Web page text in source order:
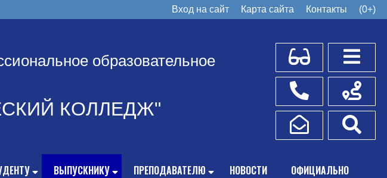
Вход на сайт Карта сайта Контакты (0+)
образовательное
КОЛЛЕДЖ"
Для слабовидящих
Телефоны
Написать обращение
Схема
ВЫПУСКНИКУ ПРЕПОДАВАТЕЛЮ НОВОСТИ ОФИЦИАЛЬНО